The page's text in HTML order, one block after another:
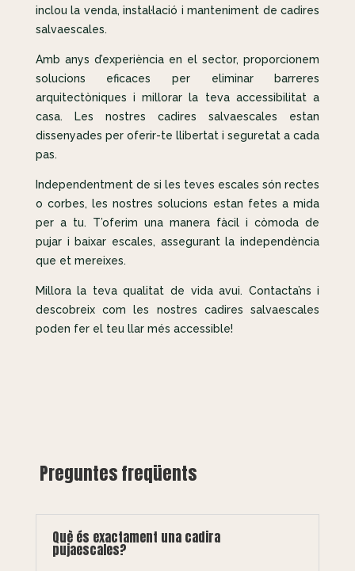
inclou la venda, instal·lació i manteniment de cadires
salvaescales.
Amb anys d’experiència en el sector, proporcionem
solucions eficaces per eliminar barreres
arquitectòniques i millorar la teva accessibilitat a
casa. Les nostres cadires salvaescales estan
dissenyades per oferir-te llibertat i seguretat a cada
pas.
Independentment de si les teves escales són rectes
o corbes, les nostres solucions estan fetes a mida
per a tu. T’oferim una manera fàcil i còmoda de
pujar i baixar escales, assegurant la independència
que et mereixes.
Millora la teva qualitat de vida avui. Contacta’ns i
descobreix com les nostres cadires salvaescales
poden fer el teu llar més accessible!
Preguntes freqüents
Què és exactament una cadira
pujaescales?